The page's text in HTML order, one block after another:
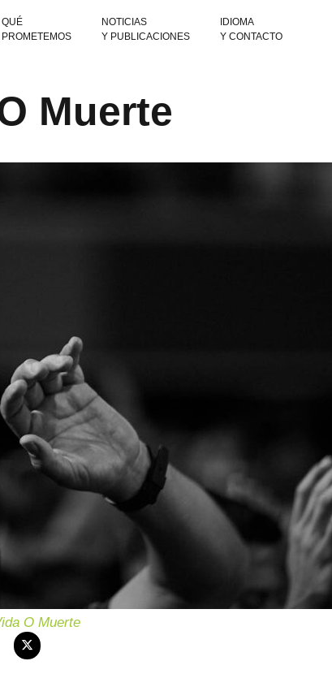
QUÉ
PROMETEMOS
NOTICIAS
Y PUBLICACIONES
IDIOMA
Y CONTACTO
Muerte
O Muerte